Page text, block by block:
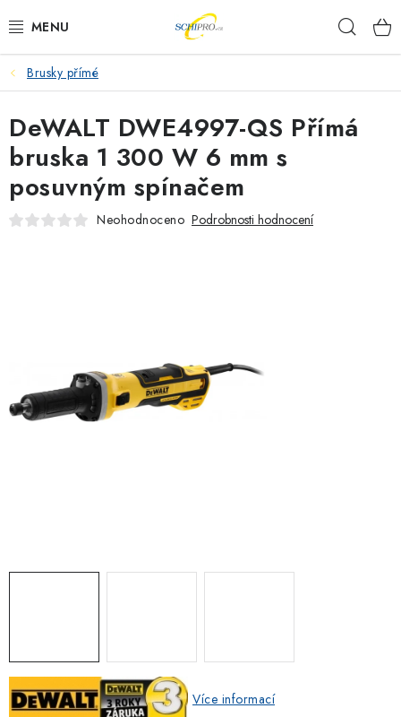
na
AKU NÁŘADÍ
ELEKTRICKÉ NÁŘADÍ
PŘÍSLUŠENSTVÍ
MĚŘÍCÍ TECHNIKA
ZNAČKOVACÍ SPREJE
Brusky přímé
Více informací
DeWALT DWE4997-QS Přímá
bruska 1 300 W 6 mm s
posuvným spínačem
Neohodnoceno Podrobnosti hodnocení